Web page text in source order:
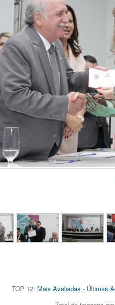
TOP 12: Mais Avaliadas - Últimas